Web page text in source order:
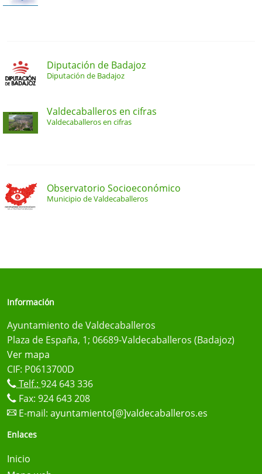
Diputación de Badajoz
Diputación de Badajoz
Valdecaballeros en cifras
Valdecaballeros en cifras
Observatorio Socioeconómico
Municipio de Valdecaballeros
Información
Ayuntamiento de Valdecaballeros
Plaza de España, 1; 06689-Valdecaballeros (Badajoz)
Ver mapa
CIF: P0613700D
Telf.: 924 643 336
Fax: 924 643 208
E-mail: ayuntamiento[@]valdecaballeros.es
Enlaces
Inicio